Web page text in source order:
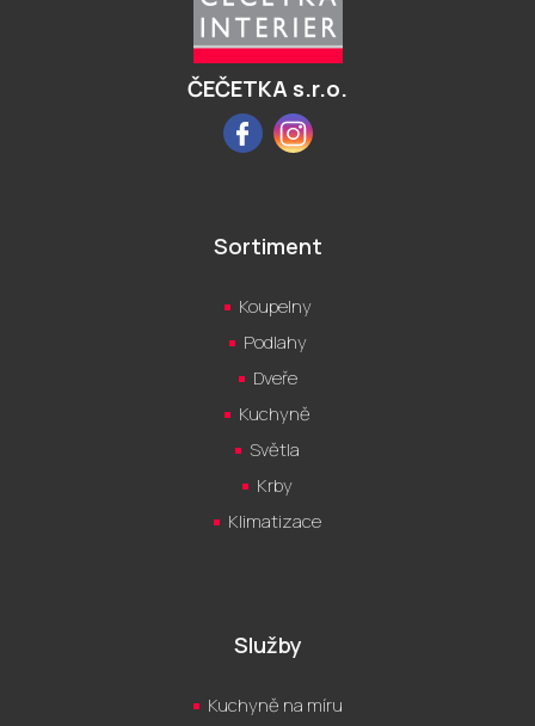
ČEČETKA s.r.o.
FacebookInstagram
Sortiment
Koupelny
Podlahy
Dveře
Kuchyně
Světla
Krby
Klimatizace
Služby
Kuchyně na míru